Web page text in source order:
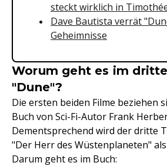
steckt wirklich in
Dave Bautista verrät
Geheimnisse
Worum geht es im
"Dune"?
Die ersten beiden Filme beziehen
Buch von Sci-Fi-Autor Frank
Dementsprechend wird der dritte
"Der Herr des Wüstenplaneten"
Darum geht es im Buch: